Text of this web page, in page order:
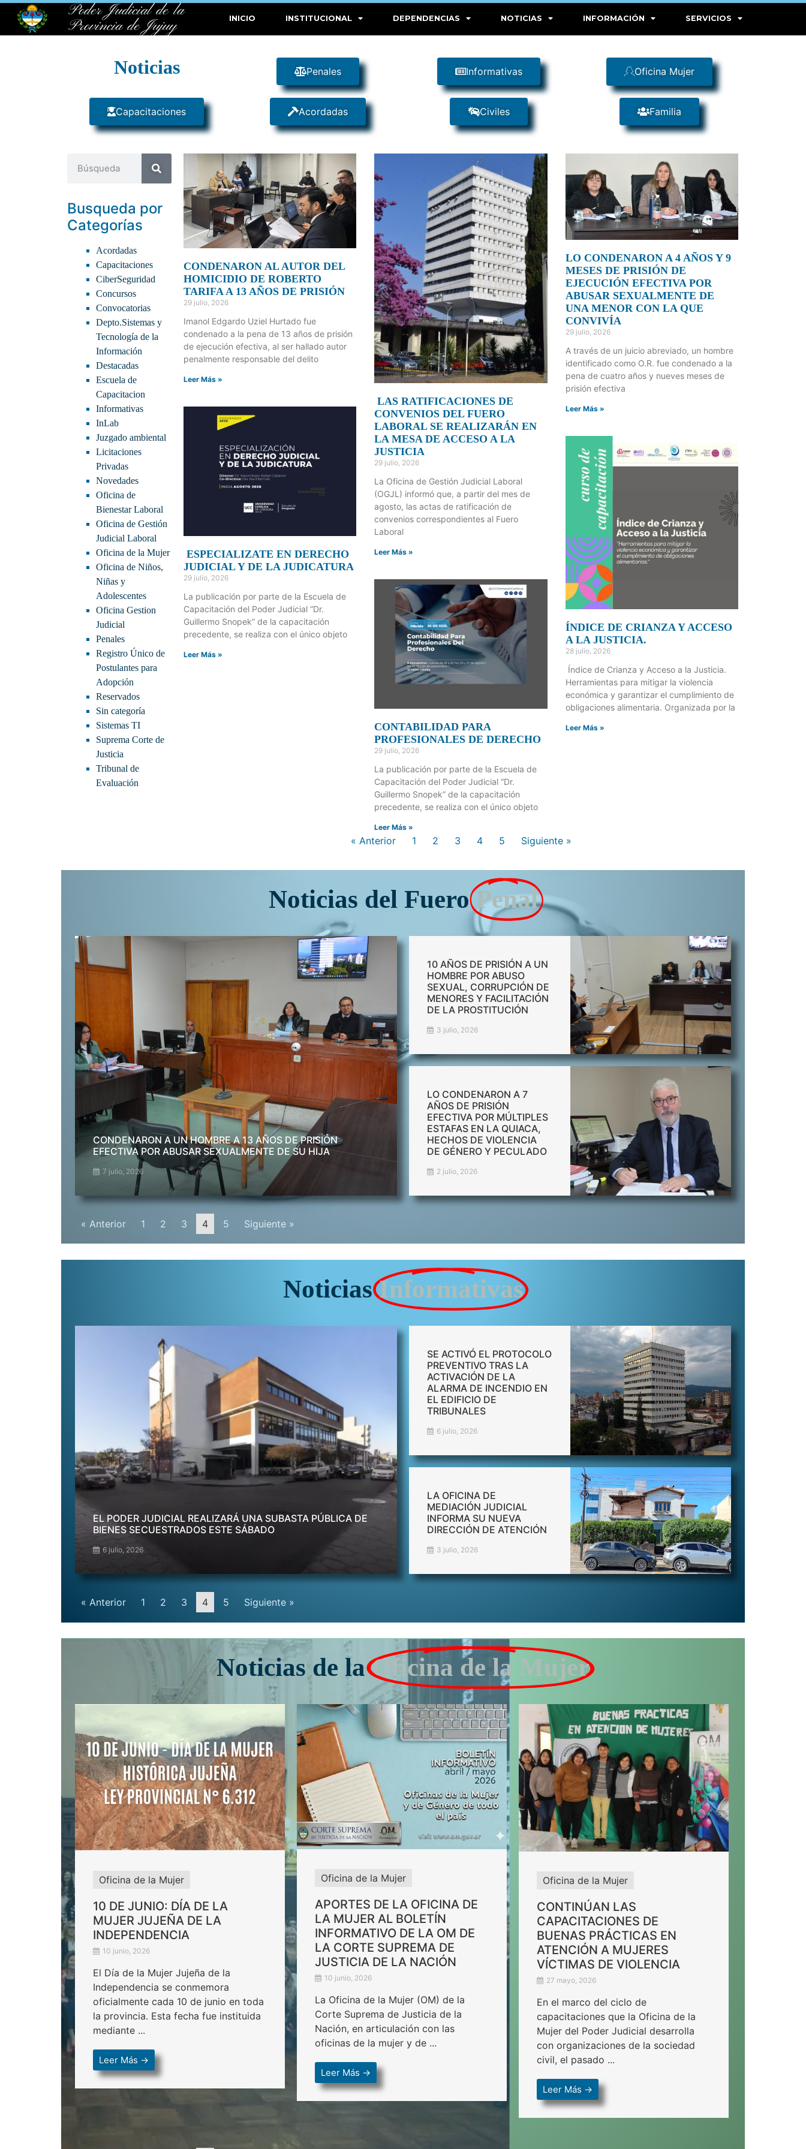
Poder Judicial de la
Provincia de Jujuy
INICIO INSTITUCIONAL DEPENDENCIAS NOTICIAS INFORMACIÓN SERVICIOS
Noticias Penales Informativas Oficina Mujer
Capacitaciones Acordadas Civiles Familia
Busqueda por
Categorías
Acordadas
Capacitaciones
CiberSeguridad
Concursos
Convocatorias
Depto.Sistemas y
Tecnología de la
Información
Destacadas
Escuela de
Capacitacion
Informativas
InLab
Juzgado ambiental
Licitaciones
Privadas
Novedades
Oficina de
Bienestar Laboral
Oficina de Gestión
Judicial Laboral
Oficina de la Mujer
Oficina de Niños,
Niñas y
Adolescentes
Oficina Gestion
Judicial
Penales
Registro Único de
Postulantes para
Adopción
Reservados
Sin categoría
Sistemas TI
Suprema Corte de
Justicia
Tribunal de
Evaluación
CONDENARON AL AUTOR DEL
HOMICIDIO DE ROBERTO
TARIFA A 13 AÑOS DE PRISIÓN
29 julio, 2026
Imanol Edgardo Uziel Hurtado fue
condenado a la pena de 13 años de prisión
de ejecución efectiva, al ser hallado autor
penalmente responsable del delito
Leer Más »
LAS RATIFICACIONES DE
CONVENIOS DEL FUERO
LABORAL SE REALIZARÁN EN
LA MESA DE ACCESO A LA
JUSTICIA
29 julio, 2026
La Oficina de Gestión Judicial Laboral
(OGJL) informó que, a partir del mes de
agosto, las actas de ratificación de
convenios correspondientes al Fuero
Laboral
Leer Más »
LO CONDENARON A 4 AÑOS Y 9
MESES DE PRISIÓN DE
EJECUCIÓN EFECTIVA POR
ABUSAR SEXUALMENTE DE
UNA MENOR CON LA QUE
CONVIVÍA
29 julio, 2026
A través de un juicio abreviado, un hombre
identificado como O.R. fue condenado a la
pena de cuatro años y nueves meses de
prisión efectiva
Leer Más »
ESPECIALIZATE EN DERECHO
JUDICIAL Y DE LA JUDICATURA
29 julio, 2026
La publicación por parte de la Escuela de
Capacitación del Poder Judicial “Dr.
Guillermo Snopek” de la capacitación
precedente, se realiza con el único objeto
Leer Más »
CONTABILIDAD PARA
PROFESIONALES DE DERECHO
29 julio, 2026
La publicación por parte de la Escuela de
Capacitación del Poder Judicial “Dr.
Guillermo Snopek” de la capacitación
precedente, se realiza con el único objeto
Leer Más »
ÍNDICE DE CRIANZA Y ACCESO
A LA JUSTICIA.
28 julio, 2026
Índice de Crianza y Acceso a la Justicia.
Herramientas para mitigar la violencia
económica y garantizar el cumplimiento de
obligaciones alimentaria. Organizada por la
Leer Más »
« Anterior 1 2 3 4 5 Siguiente »
Noticias del Fuero Penal
CONDENARON A UN HOMBRE A 13 AÑOS DE PRISIÓN
EFECTIVA POR ABUSAR SEXUALMENTE DE SU HIJA
7 julio, 2026
10 AÑOS DE PRISIÓN A UN
HOMBRE POR ABUSO
SEXUAL, CORRUPCIÓN DE
MENORES Y FACILITACIÓN
DE LA PROSTITUCIÓN
3 julio, 2026
LO CONDENARON A 7
AÑOS DE PRISIÓN
EFECTIVA POR MÚLTIPLES
ESTAFAS EN LA QUIACA,
HECHOS DE VIOLENCIA
DE GÉNERO Y PECULADO
2 julio, 2026
« Anterior 1 2 3 4 5 Siguiente »
NoticiasInformativas
EL PODER JUDICIAL REALIZARÁ UNA SUBASTA PÚBLICA DE
BIENES SECUESTRADOS ESTE SÁBADO
6 julio, 2026
SE ACTIVÓ EL PROTOCOLO
PREVENTIVO TRAS LA
ACTIVACIÓN DE LA
ALARMA DE INCENDIO EN
EL EDIFICIO DE
TRIBUNALES
6 julio, 2026
LA OFICINA DE
MEDIACIÓN JUDICIAL
INFORMA SU NUEVA
DIRECCIÓN DE ATENCIÓN
3 julio, 2026
« Anterior 1 2 3 4 5 Siguiente »
Noticias de laOficina de la Mujer
Oficina de la Mujer
10 DE JUNIO: DÍA DE LA
MUJER JUJEÑA DE LA
INDEPENDENCIA
10 junio, 2026
El Día de la Mujer Jujeña de la
Independencia se conmemora
oficialmente cada 10 de junio en toda
la provincia. Esta fecha fue instituida
mediante ...
Leer Más →
Oficina de la Mujer
APORTES DE LA OFICINA DE
LA MUJER AL BOLETÍN
INFORMATIVO DE LA OM DE
LA CORTE SUPREMA DE
JUSTICIA DE LA NACIÓN
10 junio, 2026
La Oficina de la Mujer (OM) de la
Corte Suprema de Justicia de la
Nación, en articulación con las
oficinas de la mujer y de ...
Leer Más →
Oficina de la Mujer
CONTINÚAN LAS
CAPACITACIONES DE
BUENAS PRÁCTICAS EN
ATENCIÓN A MUJERES
VÍCTIMAS DE VIOLENCIA
27 mayo, 2026
En el marco del ciclo de
capacitaciones que la Oficina de la
Mujer del Poder Judicial desarrolla
con organizaciones de la sociedad
civil, el pasado ...
Leer Más →